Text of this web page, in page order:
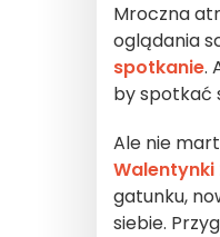
Mroczna
oglądania
spotkanie.
by spotkać
Ale nie
Walentynki
gatunku,
siebie.